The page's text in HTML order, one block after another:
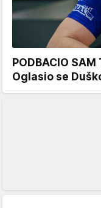
PODBACIO SAM
Oglasio se